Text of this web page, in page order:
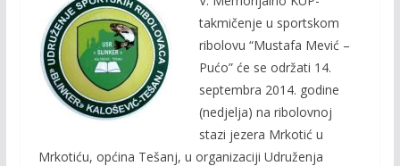
e
b
o
o
k
itt
er
ai
l
takmičenje u sportskom
ribolovu “Mustafa Mević –
Pućo” će se održati 14.
septembra 2014. godine
(nedjelja) na ribolovnoj
stazi jezera Mrkotić u
Mrkotiću, općina Tešanj, u organizaciji Udruženja